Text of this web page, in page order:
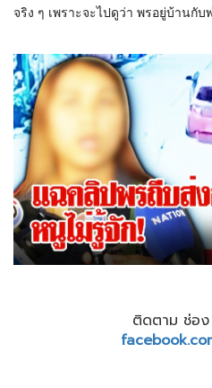
จริง ๆ เพราะจะไปดูว่า พรอยู่บ้านกับ
ติดตาม ช่อ